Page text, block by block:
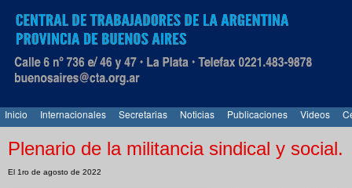
Inicio Internacionales Secretarias Noticias Publicaciones Videos
Plenario de la militancia sindical y social.
El 1ro de agosto de 2022